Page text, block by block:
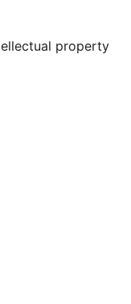
property